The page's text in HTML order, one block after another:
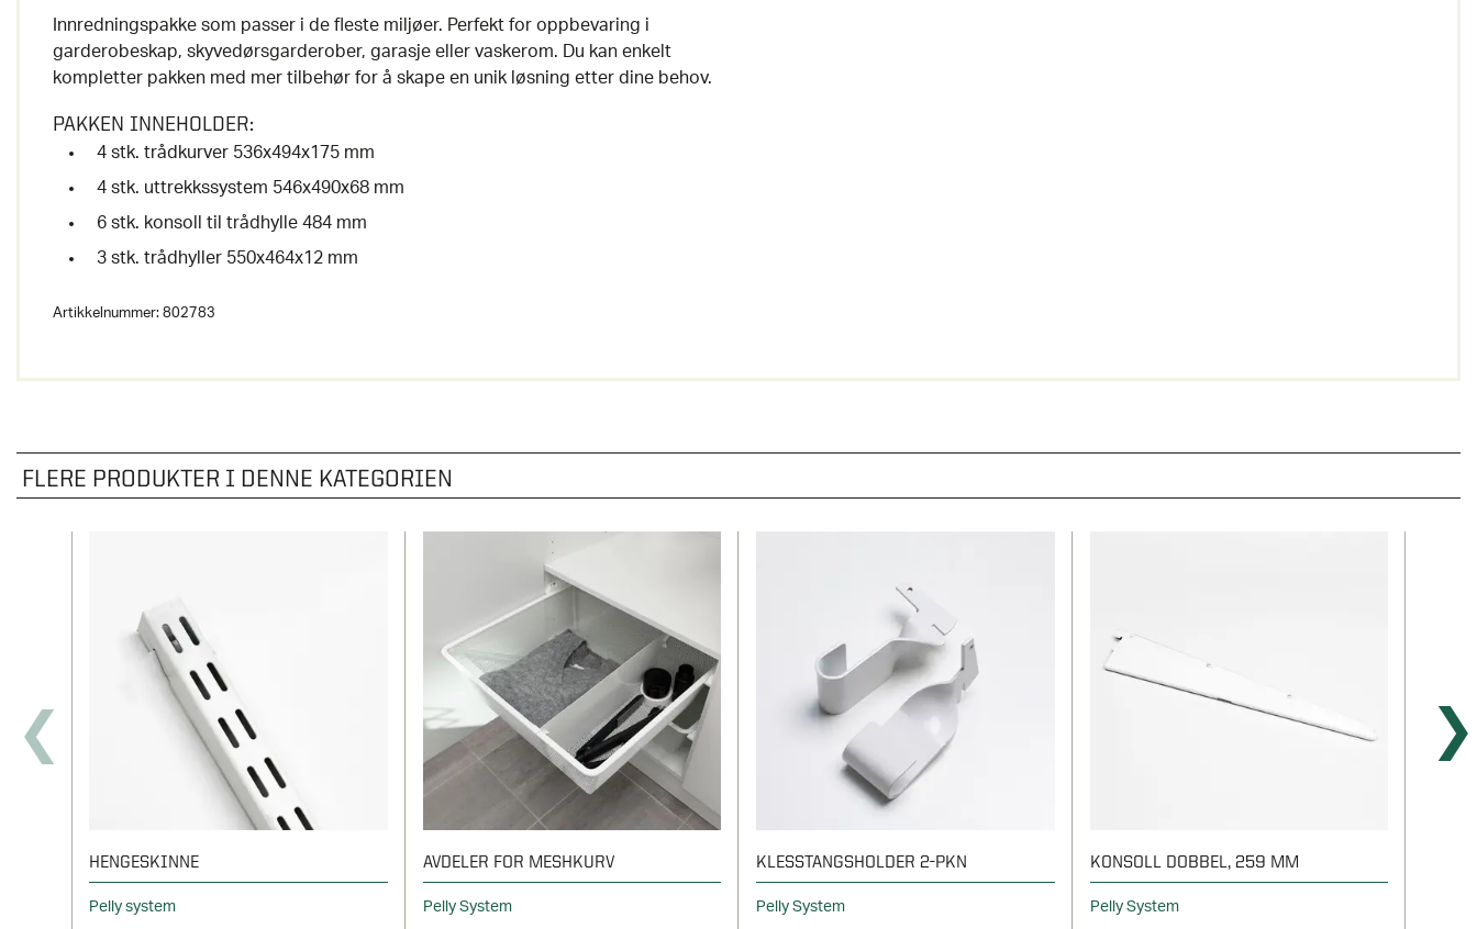
Innredningspakke som passer i de fleste miljøer. Perfekt for oppbevaring i
garderobeskap, skyvedørsgarderober, garasje eller vaskerom. Du kan enkelt
kompletter pakken med mer tilbehør for å skape en unik løsning etter dine behov.
PAKKEN INNEHOLDER:
4 stk. trådkurver 536x494x175 mm
4 stk. uttrekkssystem 546x490x68 mm
6 stk. konsoll til trådhylle 484 mm
3 stk. trådhyller 550x464x12 mm
Artikkelnummer: 802783
FLERE PRODUKTER I DENNE KATEGORIEN
HENGESKINNE
Pelly system
AVDELER FOR MESHKURV
Pelly System
KLESSTANGSHOLDER 2-PKN
Pelly System
KONSOLL DOBBEL, 259 MM
Pelly System